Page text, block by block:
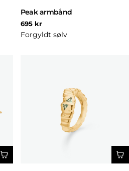
Peak armbånd
Normal
pris
695 kr
Forgyldt sølv